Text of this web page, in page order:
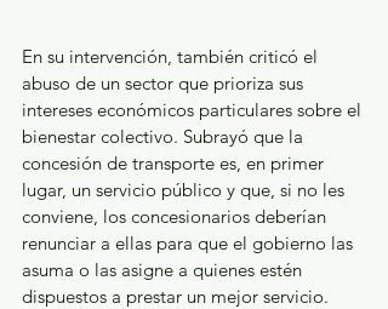
En su intervención, también criticó el
abuso de un sector que prioriza sus
intereses económicos particulares sobre el
bienestar colectivo. Subrayó que la
concesión de transporte es, en primer
lugar, un servicio público y que, si no les
conviene, los concesionarios deberían
renunciar a ellas para que el gobierno las
asuma o las asigne a quienes estén
dispuestos a prestar un mejor servicio.